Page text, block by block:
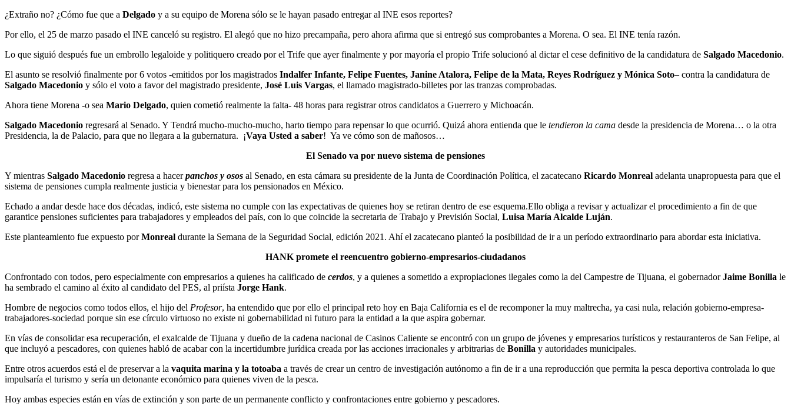
¿Extraño no? ¿Cómo fue que a Delgado y a su equipo de Morena sólo se le hayan pasado entregar al INE esos reportes?
Por ello, el 25 de marzo pasado el INE canceló su registro. El alegó que no hizo precampaña, pero ahora afirma que si entregó sus comprobantes a Morena. O sea. El INE tenía razón.
Lo que siguió después fue un embrollo legaloide y politiquero creado por el Trife que ayer finalmente y por mayoría el propio Trife solucionó al dictar el cese definitivo de la candidatura de Salgado Macedonio.
El asunto se resolvió finalmente por 6 votos -emitidos por los magistrados Indalfer Infante, Felipe Fuentes, Janine Atalora, Felipe de la Mata, Reyes Rodríguez y Mónica Soto– contra la candidatura de
Salgado Macedonio y sólo el voto a favor del magistrado presidente, José Luis Vargas, el llamado magistrado-billetes por las tranzas comprobadas.
Ahora tiene Morena -o sea Mario Delgado, quien cometió realmente la falta- 48 horas para registrar otros candidatos a Guerrero y Michoacán.
Salgado Macedonio regresará al Senado. Y Tendrá mucho-mucho-mucho, harto tiempo para repensar lo que ocurrió. Quizá ahora entienda que le tendieron la cama desde la presidencia de Morena… o la otra
Presidencia, la de Palacio, para que no llegara a la gubernatura. ¡Vaya Usted a saber! Ya ve cómo son de mañosos…
El Senado va por nuevo sistema de pensiones
Y mientras Salgado Macedonio regresa a hacerpanchos y osos al Senado, en esta cámara su presidente de la Junta de Coordinación Política, el zacatecano Ricardo Monreal adelanta unapropuesta para que el
sistema de pensiones cumpla realmente justicia y bienestar para los pensionados en México.
Echado a andar desde hace dos décadas, indicó, este sistema no cumple con las expectativas de quienes hoy se retiran dentro de ese esquema.Ello obliga a revisar y actualizar el procedimiento a fin de que
garantice pensiones suficientes para trabajadores y empleados del país, con lo que coincide la secretaria de Trabajo y Previsión Social, Luisa María Alcalde Luján.
Este planteamiento fue expuesto porMonreal durante la Semana de la Seguridad Social, edición 2021. Ahí el zacatecano planteó la posibilidad de ir a un período extraordinario para abordar esta iniciativa.
HANK promete el reencuentro gobierno-empresarios-ciudadanos
Confrontado con todos, pero especialmente con empresarios a quienes ha calificado de cerdos, y a quienes a sometido a expropiaciones ilegales como la del Campestre de Tijuana, el gobernadorJaime Bonilla le
ha sembrado el camino al éxito al candidato del PES, al priísta Jorge Hank.
Hombre de negocios como todos ellos, el hijo del Profesor, ha entendido que por ello el principal reto hoy en Baja California es el de recomponer la muy maltrecha, ya casi nula, relación gobierno-empresa-
trabajadores-sociedad porque sin ese círculo virtuoso no existe ni gobernabilidad ni futuro para la entidad a la que aspira gobernar.
En vías de consolidar esa recuperación, el exalcalde de Tijuana y dueño de la cadena nacional de Casinos Caliente se encontró con un grupo de jóvenes y empresarios turísticos y restauranteros de San Felipe, al
que incluyó a pescadores, con quienes habló de acabar con la incertidumbre jurídica creada por las acciones irracionales y arbitrarias de Bonilla y autoridades municipales.
Entre otros acuerdos está el de preservar a la vaquita marina y la totoaba a través de crear un centro de investigación autónomo a fin de ir a una reproducción que permita la pesca deportiva controlada lo que
impulsaría el turismo y sería un detonante económico para quienes viven de la pesca.
Hoy ambas especies están en vías de extinción y son parte de un permanente conflicto y confrontaciones entre gobierno y pescadores.